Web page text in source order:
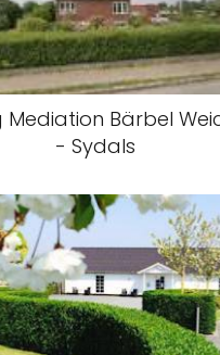
Bärbel
- Sydals